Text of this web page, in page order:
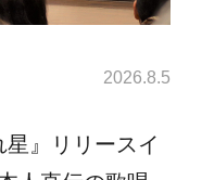
2026.8.5
』リリースイ